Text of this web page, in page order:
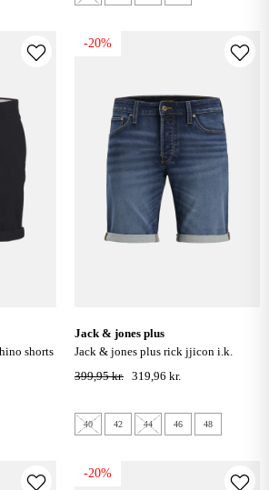
-20%
jack & jones plus
jack & jones plus rick jjicon i.k.
denim shorts - blue denim
399,95 kr. 319,96 kr.
40 42 44 46 48
-20%